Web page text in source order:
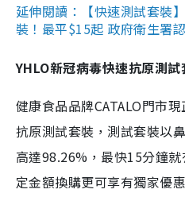
延伸閱讀：【快速測試套裝
裝！最平$15起 政府衛生署
YHLO新冠病毒快速抗原測試
健康食品品牌CATALO門市
抗原測試套裝，測試套裝以
高達98.26%，最快15分鐘
定金額換購更可享有獨家優